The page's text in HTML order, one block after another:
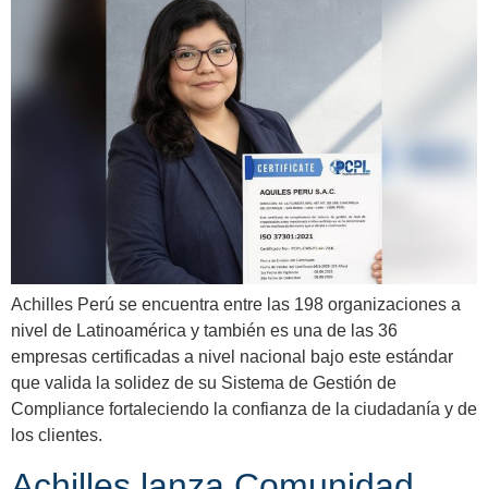
Achilles Perú se encuentra entre las 198 organizaciones a
nivel de Latinoamérica y también es una de las 36
empresas certificadas a nivel nacional bajo este estándar
que valida la solidez de su Sistema de Gestión de
Compliance fortaleciendo la confianza de la ciudadanía y de
los clientes.